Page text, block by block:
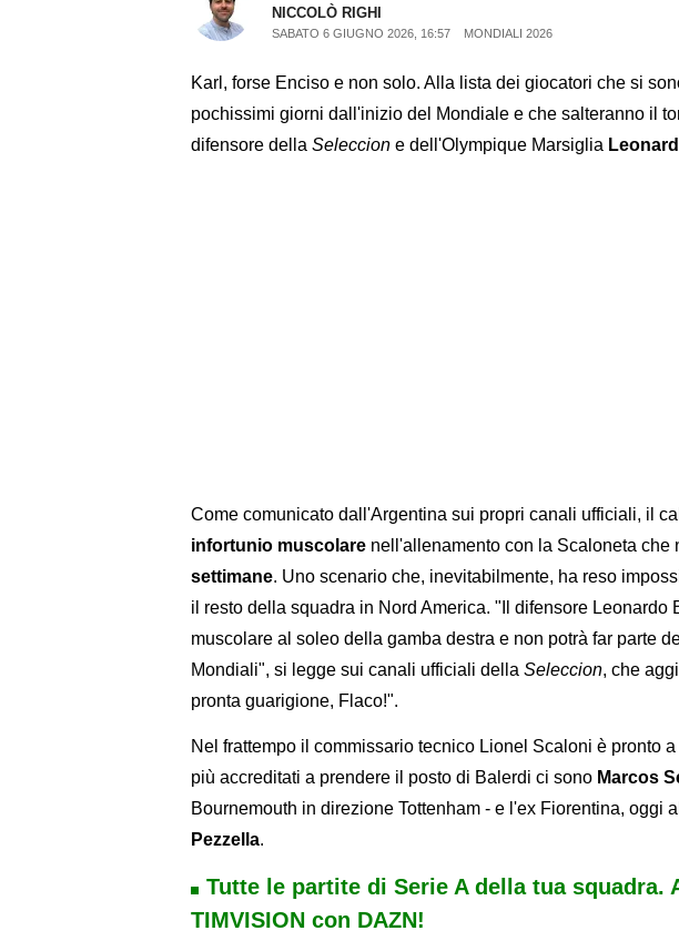
NICCOLÒ RIGHI
SABATO 6 GIUGNO 2026, 16:57 MONDIALI 2026
Karl, forse Enciso e non solo. Alla lista dei giocatori che si
pochissimi giorni dall'inizio del Mondiale e che salteranno il
difensore della Seleccion e dell'Olympique Marsiglia
Come comunicato dall'Argentina sui propri canali ufficiali, il
infortunio muscolare nell'allenamento con la Scaloneta che
settimane. Uno scenario che, inevitabilmente, ha reso
il resto della squadra in Nord America. "Il difensore Leonardo
muscolare al soleo della gamba destra e non potrà far parte
Mondiali", si legge sui canali ufficiali della Seleccion, che
pronta guarigione, Flaco!".
Nel frattempo il commissario tecnico Lionel Scaloni è pronto
più accreditati a prendere il posto di Balerdi ci sono Marcos
Bournemouth in direzione Tottenham - e l'ex Fiorentina, oggi
Pezzella.
Tutte le partite di Serie A della tua squadra.
TIMVISION con DAZN!